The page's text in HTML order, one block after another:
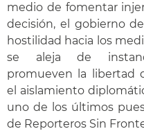
medio de fomentar
decisión, el gobierno
hostilidad hacia los
se aleja de
promueven la libertad
el aislamiento
uno de los últimos
de Reporteros Sin